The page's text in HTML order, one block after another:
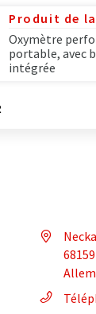
Produit de
Oxymètre
portable, avec
intégrée